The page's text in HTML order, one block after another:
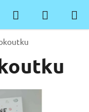
Hledat
KOŠÍK